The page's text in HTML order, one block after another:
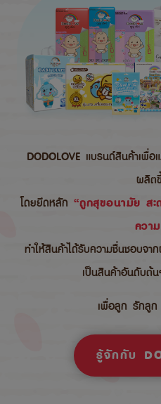
DODOLOVE แบรนด์สินค้าเพื่
ผลิต
โดยยึดหลัก “ถูกสุขอนามัย ส
ควา
ทำให้สินค้าได้รับความชื่นชอบจ
เป็นสินค้าอันดับต้
เพื่อลูก รักลู
รู้จักกับ